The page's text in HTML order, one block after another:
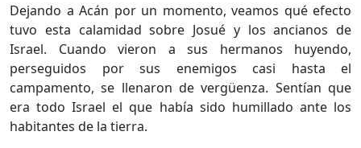
Dejando a Acán por un momento, veamos qué efecto
tuvo esta calamidad sobre Josué y los ancianos de
Israel. Cuando vieron a sus hermanos huyendo,
perseguidos por sus enemigos casi hasta el
campamento, se llenaron de vergüenza. Sentían que
era todo Israel el que había sido humillado ante los
habitantes de la tierra.